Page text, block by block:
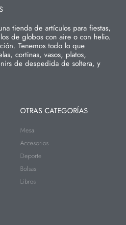
tienda de artículos para fiestas,
de globos con aire o con helio.
Tenemos todo lo que
cortinas, vasos, platos,
de despedida de soltera, y
OTRAS CATEGORÍAS
Mesa
Accesorios
Deporte
Bolsas
Libros